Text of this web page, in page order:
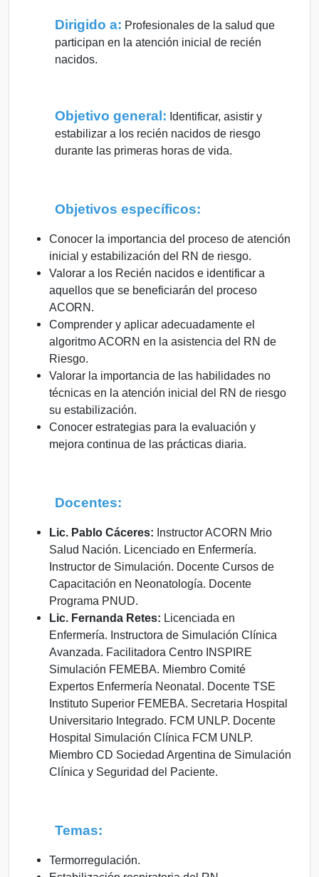
Dirigido a: Profesionales de la salud que
participan en la atención inicial de recién
nacidos.
Objetivo general: Identificar, asistir y
estabilizar a los recién nacidos de riesgo
durante las primeras horas de vida.
Objetivos específicos:
Conocer la importancia del proceso de atención
inicial y estabilización del RN de riesgo.
Valorar a los Recién nacidos e identificar a
aquellos que se beneficiarán del proceso
ACORN.
Comprender y aplicar adecuadamente el
algoritmo ACORN en la asistencia del RN de
Riesgo.
Valorar la importancia de las habilidades no
técnicas en la atención inicial del RN de riesgo
su estabilización.
Conocer estrategias para la evaluación y
mejora continua de las prácticas diaria.
Docentes:
Lic. Pablo Cáceres: Instructor ACORN Mrio
Salud Nación. Licenciado en Enfermería.
Instructor de Simulación. Docente Cursos de
Capacitación en Neonatología. Docente
Programa PNUD.
Lic. Fernanda Retes: Licenciada en
Enfermería. Instructora de Simulación Clínica
Avanzada. Facilitadora Centro INSPIRE
Simulación FEMEBA. Miembro Comité
Expertos Enfermería Neonatal. Docente TSE
Instituto Superior FEMEBA. Secretaria Hospital
Universitario Integrado. FCM UNLP. Docente
Hospital Simulación Clínica FCM UNLP.
Miembro CD Sociedad Argentina de Simulación
Clínica y Seguridad del Paciente.
Temas:
Termorregulación.